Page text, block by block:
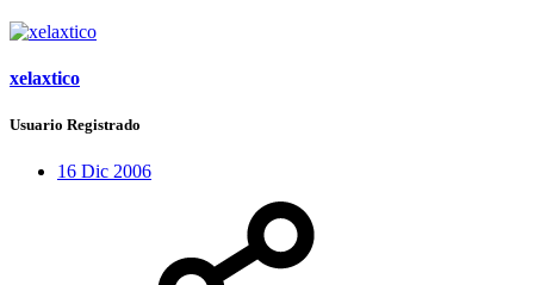
xelaxtico
Usuario Registrado
16 Dic 2006